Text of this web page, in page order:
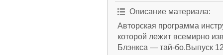
Описание материала:
Авторская программа
которой лежит всемирно
Блэнкса — тай-бо.Выпуск